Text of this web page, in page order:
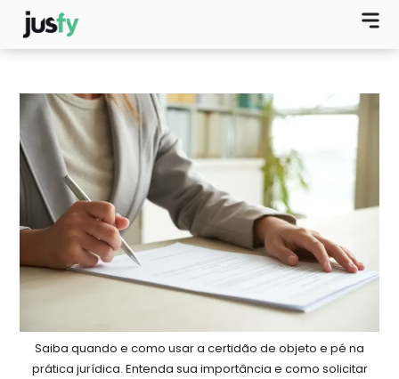
Saiba quando e como usar a certidão de objeto e pé na
prática jurídica. Entenda sua importância e como solicitar